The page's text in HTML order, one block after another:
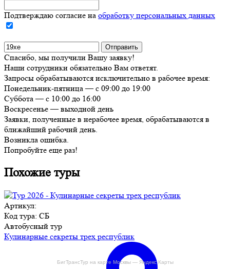
БигТрансТур на карте Москвы — Яндекс Карты
Подтверждаю согласие на обработку персональных данных
Спасибо, мы получили Вашу заявку!
Наши сотрудники обязательно Вам ответят.
Запросы обрабатываются исключительно в рабочее время:
Понедельник-пятница — с 09:00 до 19:00
Суббота — с 10:00 до 16:00
Воскресенье — выходной день
Заявки, полученные в нерабочее время, обрабатываются в
ближайший рабочий день.
Возникла ошибка.
Попробуйте еще раз!
Похожие туры
Артикул:
Код тура: СБ
Автобусный тур
Кулинарные секреты трех республик